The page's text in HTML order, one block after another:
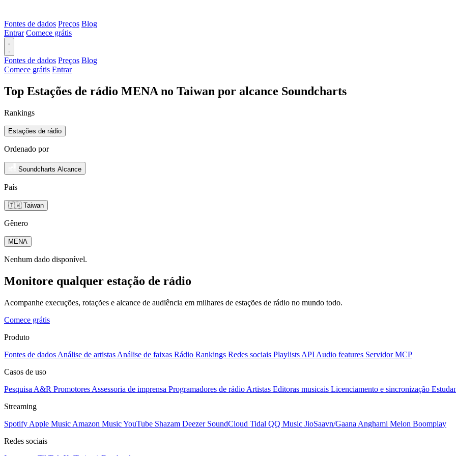
Fontes de dados Preços Blog
Entrar Comece grátis
Fontes de dados Preços Blog
Comece grátis Entrar
Top Estações de rádio MENA no Taiwan por alcance Soundcharts
Rankings
Estações de rádio
Ordenado por
Soundcharts Alcance
País
🇹🇼 Taiwan
Gênero
MENA
Nenhum dado disponível.
Monitore qualquer estação de rádio
Acompanhe execuções, rotações e alcance de audiência em milhares de estações de rádio no mundo todo.
Comece grátis
Produto
Fontes de dados Análise de artistas Análise de faixas Rádio Rankings Redes sociais Playlists API Audio features Servidor MCP
Casos de uso
Pesquisa A&R Promotores Assessoria de imprensa Programadores de rádio Artistas Editoras musicais Licenciamento e sincronização
Streaming
Spotify Apple Music Amazon MusicYouTube Shazam Deezer SoundCloud Tidal QQ Music JioSaavn/Gaana Anghami Melon Boomplay
Redes sociais